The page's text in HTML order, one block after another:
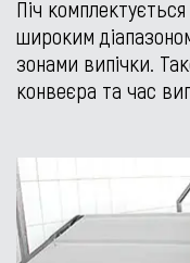
Піч
широким
зонами випічки.
конвеєра та час